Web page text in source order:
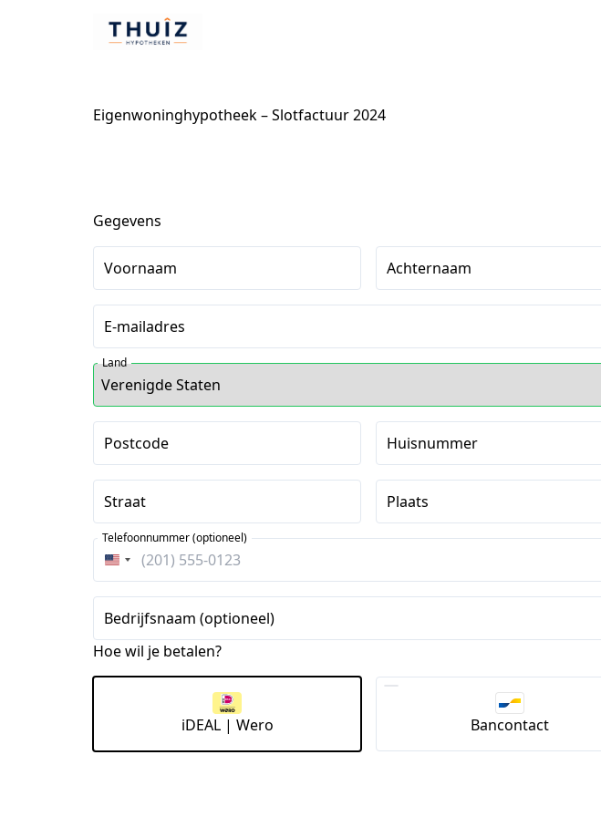
Eigenwoninghypotheek – Slotfactuur 2024
Gegevens
Voornaam Achternaam
E-mailadres
Land
Postcode Huisnummer
Straat Plaats
Verenigde
Staten
+1
Telefoonnummer (optioneel)
Bedrijfsnaam (optioneel)
Hoe wil je betalen?
iDEAL | Wero Bancontact